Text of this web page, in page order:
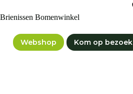
naar
de
Brienissen Bomenwinkel
Webshop Kom op bezoek